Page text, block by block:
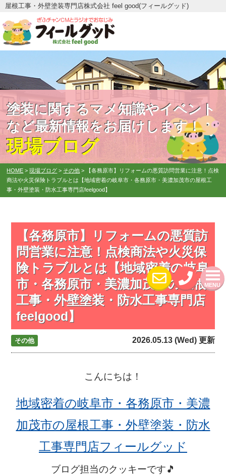
屋根工事・外壁塗装専門店株式会社 feel good(フィールグッド)
MENU
塗装に関するマメ知識やイベント
など最新情報をお届けします！
現場ブログ
HOME >現場ブログ > その他 >
【各務原市】リフォームの悪質訪問営業に注意！点検
商法や火災保険トラブルとは【地域密着の岐阜市・各務原市・美濃加茂市の屋根工
事・外壁塗装・防水工事専門店feelgood】
【各務原市】リフォームの悪質訪
問営業に注意！点検商法や火災保
険トラブルとは【地域密着の岐阜
市・各務原市・美濃加茂市の屋根
工事・外壁塗装・防水工事専門店
feelgood】
その他 2026.05.13 (Wed) 更新
こんにちは！
地域密着の岐阜市・各務原市・美濃
加茂市の屋根工事・外壁塗装・防水
工事専門店フィールグッド
ブログ担当のクッキーです🎵